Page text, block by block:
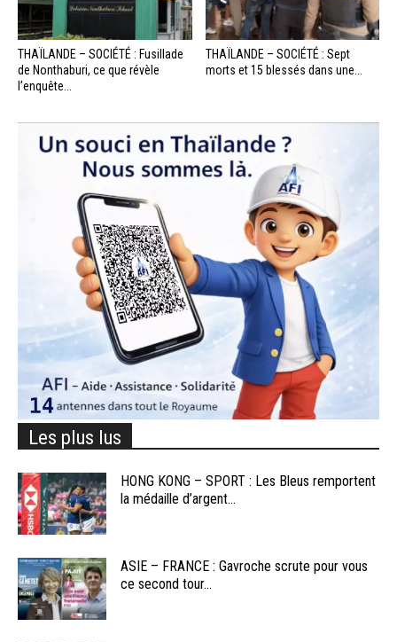
THAÏLANDE – SOCIÉTÉ : Fusillade
de Nonthaburi, ce que révèle
l’enquête...
THAÏLANDE – SOCIÉTÉ : Sept
morts et 15 blessés dans une...
Les plus lus
HONG KONG – SPORT : Les Bleus remportent
la médaille d’argent...
ASIE – FRANCE : Gavroche scrute pour vous
ce second tour...